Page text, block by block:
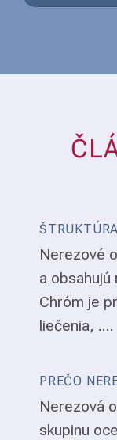
Nerezové
a obsahujú
Chróm je
liečenia, ....
PREČO
Nerezová
skupinu